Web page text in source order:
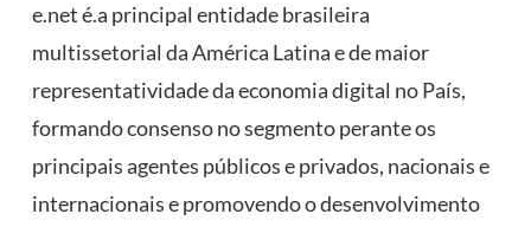
e.net é.a principal entidade brasileira
multissetorial da América Latina e de maior
representatividade da economia digital no País,
formando consenso no segmento perante os
principais agentes públicos e privados, nacionais e
internacionais e promovendo o desenvolvimento